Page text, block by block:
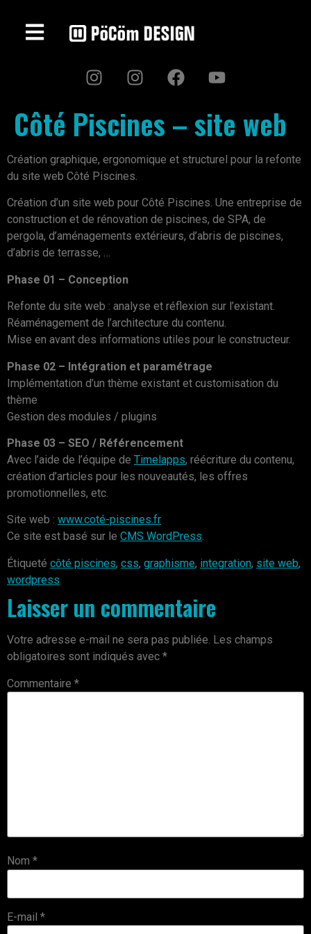
Côté Piscines – site web
Création graphique, ergonomique et structurel pour la refonte
du site web Côté Piscines.
Création d’un site web pour Côté Piscines. Une entreprise de
construction et de rénovation de piscines, de SPA, de
pergola, d’aménagements extérieurs, d’abris de piscines,
d’abris de terrasse, …
Phase 01 – Conception
Refonte du site web : analyse et réflexion sur l’existant.
Réaménagement de l’architecture du contenu.
Mise en avant des informations utiles pour le constructeur.
Phase 02 – Intégration et paramétrage
Implémentation d’un thème existant et customisation du
thème
Gestion des modules / plugins
Phase 03 – SEO / Référencement
Avec l’aide de l’équipe de Timelapps, réécriture du contenu,
création d’articles pour les nouveautés, les offres
promotionnelles, etc.
Site web : www.coté-piscines.fr
Ce site est basé sur le CMS WordPress.
Étiqueté côté piscines, css, graphisme, integration, site web,
wordpress
Laisser un commentaire
Votre adresse e-mail ne sera pas publiée. Les champs
obligatoires sont indiqués avec *
Commentaire *
Nom *
E-mail *